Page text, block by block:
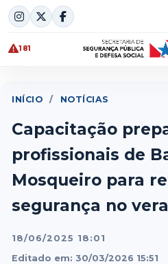
Skip
to
content
181
INÍCIO / NOTÍCIAS
Capacitação
profissionais de
Mosqueiro para
segurança no
18/06/2025 18:01
Editado em: 30/03/2026 15:51